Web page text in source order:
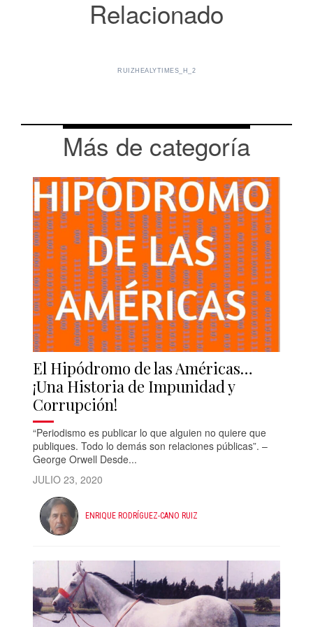
Relacionado
RUIZHEALYTIMES_H_2
Más de categoría
El Hipódromo de las Américas…
¡Una Historia de Impunidad y
Corrupción!
“Periodismo es publicar lo que alguien no quiere que
publiques. Todo lo demás son relaciones públicas”. –
George Orwell Desde...
JULIO 23, 2020
ENRIQUE RODRÍGUEZ-CANO RUIZ